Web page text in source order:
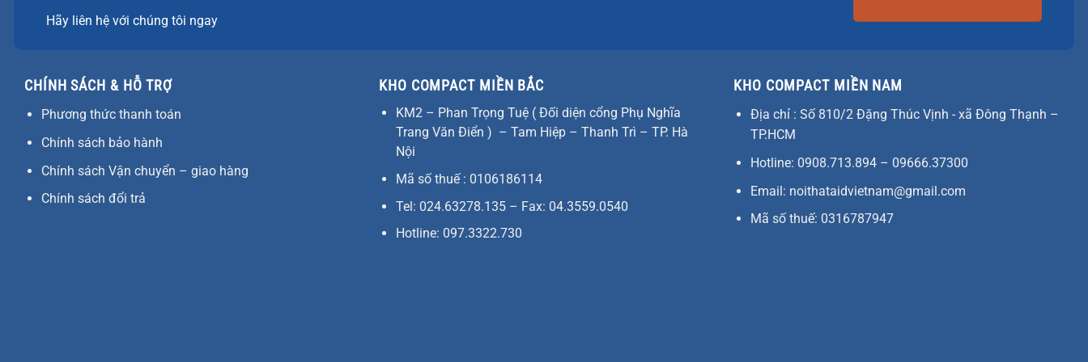
Hãy liên hệ với chúng tôi ngay
CHÍNH SÁCH & HỖ TRỢ
Phương thức thanh toán
Chính sách bảo hành
Chính sách Vận chuyển – giao hàng
Chính sách đổi trả
KHO COMPACT MIỀN BẮC
KM2 – Phan Trọng Tuệ ( Đối diện cổng Phụ Nghĩa
Trang Văn Điển ) – Tam Hiệp – Thanh Trì – TP. Hà
Nội
Mã số thuế : 0106186114
Tel: 024.63278.135 – Fax: 04.3559.0540
Hotline: 097.3322.730
KHO COMPACT MIỀN NAM
Địa chỉ : Số 810/2 Đặng Thúc Vịnh - xã Đông Thạnh –
TP.HCM
Hotline: 0908.713.894 – 09666.37300
Email: noithataidvietnam@gmail.com
Mã số thuế: 0316787947